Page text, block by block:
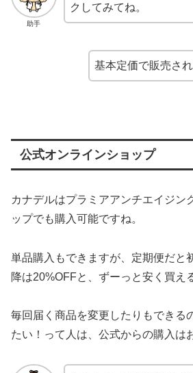
助手
クしてみてね。
基本定価で販売され
公式オンラインショップ
カナデルはプラミアアンチエイジン
ップでも購入可能ですね。
単品購入もできますが、定期便だと
降は20%OFFと、ずーっと安く買
毎回届く商品を変更したりもできる
たい！って人は、公式からの購入は